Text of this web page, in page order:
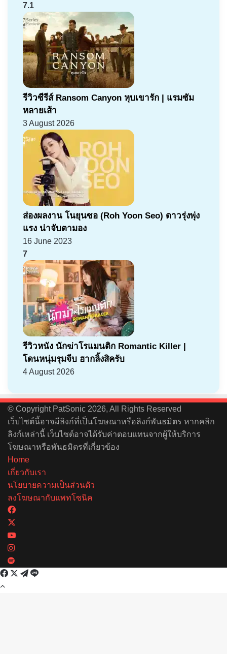
7.1
รีวิวซีรีส์ Ransom Canyon หุบเขารัก | แรมซัม
หลายเส้า
3 August 2026
ส่องผลงาน โนยุนซอ (Roh Yoon Seo) ดาวรุ่งพุ่ง
แรง น่าจับตามอง
16 June 2023
7
รีวิวหนัง นักฆ่าโรแมนติก Romantic Killer |
โดนหนุ่มรุมจีบ ฮากลิ้งสิครับ
4 August 2026
© Copyright PatSonic 2026, All Rights Reserved
เว็บไซต์นี้อาจมีลิงก์ที่เป็นโฆษณาหรือลิงก์พันธมิตร หากคลิก
ลิงก์เหล่านี้ เว็บไซต์อาจได้รับค่าตอบแทนจากผู้ให้บริการ
โฆษณาหรือพันธมิตรที่เกี่ยวข้อง
Home
เกี่ยวกับเรา
นโยบายความเป็นส่วนตัว
ลงโฆษณากับแพทโซนิค
Facebook
YouTube
Instagram
Spotify
Facebook
X Telegram
Line
Back